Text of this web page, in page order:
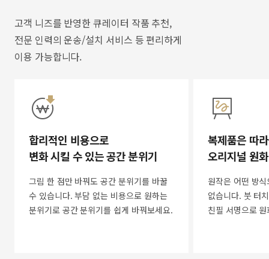
고객 니즈를 반영한 큐레이터 작품 추천,
전문 인력의 운송/설치 서비스 등 편리하게
이용 가능합니다.
합리적인 비용으로
변화 시킬 수 있는 공간 분위기
그림 한 점만 바꿔도 공간 분위기를 바꿀
수 있습니다. 부담 없는 비용으로 원하는
분위기로 공간 분위기를 쉽게 바꿔보세요.
복제품은 따
오리지널 원
원작은 어떤 방
없습니다. 붓 터
친필 서명으로